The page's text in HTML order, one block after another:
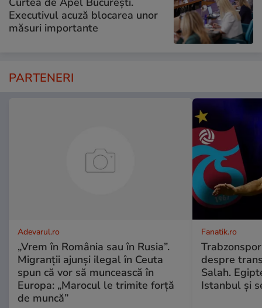
Executivul acuză blocarea unor
măsuri importante
PARTENERI
Adevarul.ro
„Vrem în România sau în Rusia”.
Migranții ajunși ilegal în Ceuta
spun că vor să muncească în
Europa: „Marocul le trimite forță
de muncă”
Fanatik.ro
despre
Salah.
Istanbul și